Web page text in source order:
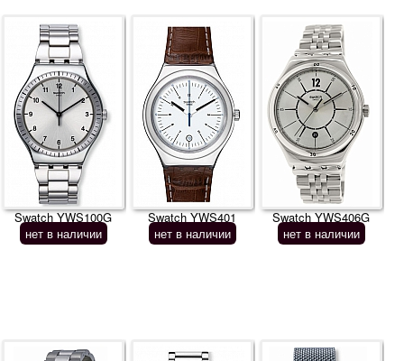
Swatch YWS100G
нет в наличии
Swatch YWS401
нет в наличии
Swatch YWS406G
нет в наличии